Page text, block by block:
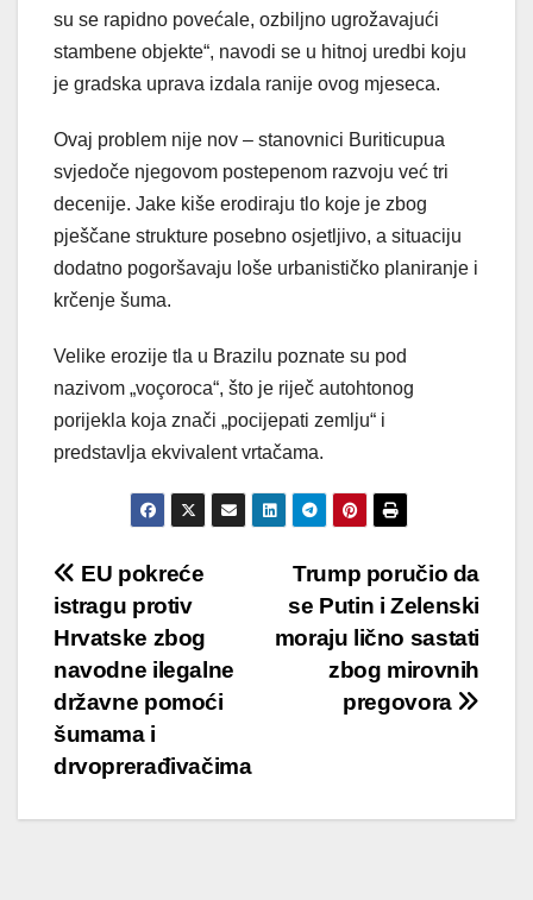
su se rapidno povećale, ozbiljno ugrožavajući
stambene objekte“, navodi se u hitnoj uredbi koju
je gradska uprava izdala ranije ovog mjeseca.
Ovaj problem nije nov – stanovnici Buriticupua
svjedoče njegovom postepenom razvoju već tri
decenije. Jake kiše erodiraju tlo koje je zbog
pješčane strukture posebno osjetljivo, a situaciju
dodatno pogoršavaju loše urbanističko planiranje i
krčenje šuma.
Velike erozije tla u Brazilu poznate su pod
nazivom „voçoroca“, što je riječ autohtonog
porijekla koja znači „pocijepati zemlju“ i
predstavlja ekvivalent vrtačama.
Post
navigation
Trump poručio da
se Putin i Zelenski
moraju lično sastati
zbog mirovnih
pregovora
EU pokreće
istragu protiv
Hrvatske zbog
navodne ilegalne
državne pomoći
šumama i
drvoprerađivačima